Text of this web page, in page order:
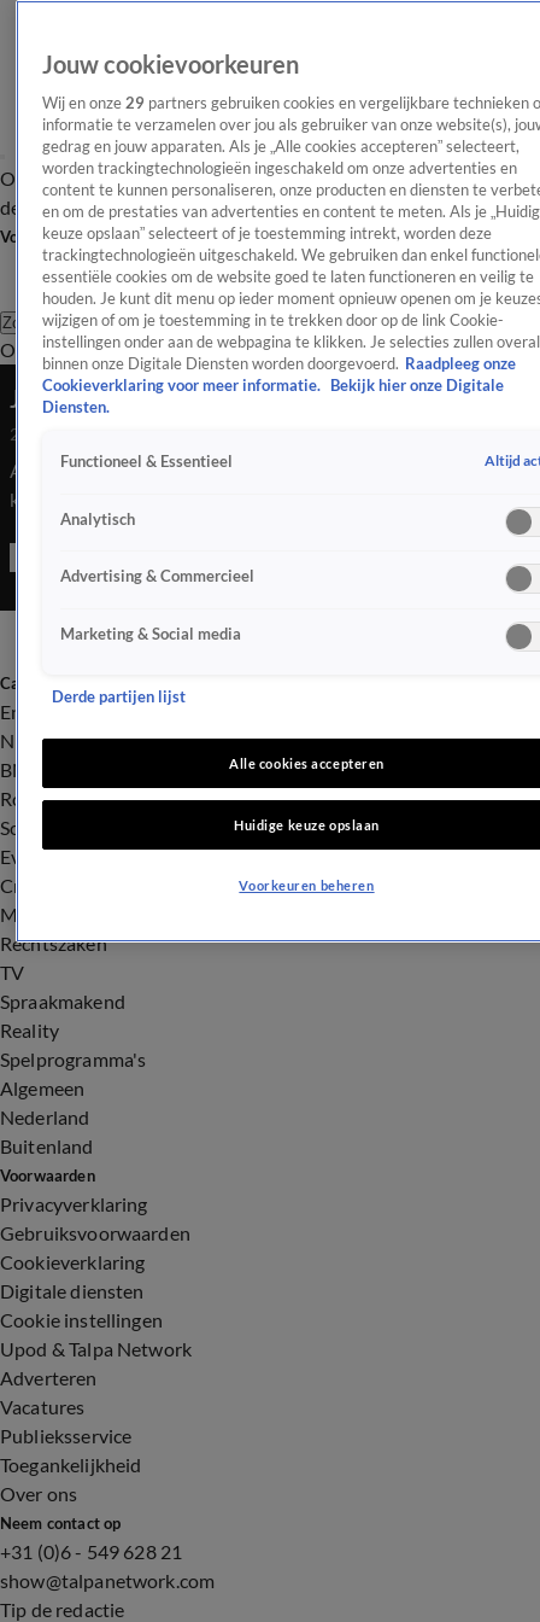
OverzichtAfleveringen Entertainment TV Algemeen
Tip
de redactieNieuwsbrief
Volg Shownieuws
Zoeken
OverzichtEntertainmentSpraakmakendRealityCrimeVideo's
Jarige Jette van der Meij is 65 jaar geworden!
25 juli 2020, 21:37
Actrice Jette van der Meij mag deze dinsdag maar liefst 65
kaarsjes uitblazen! Om haar verjaardag te vieren blikken we
terug op haar carrière door enkele foto's foto's uit de oude
Categorieën
Entertainment
Nieuws
BN'ers
Royalty
Songfestival
Evenementen
Crime
Misdaad
Rechtszaken
TV
Spraakmakend
Reality
Spelprogramma's
Algemeen
Nederland
Buitenland
Voorwaarden
Privacyverklaring
Gebruiksvoorwaarden
Cookieverklaring
Digitale diensten
Cookie instellingen
Upod & Talpa Network
Adverteren
Vacatures
Publieksservice
Toegankelijkheid
Over ons
Neem contact op
+31 (0)6 - 549 628 21
show@talpanetwork.com
Tip de redactie
Jouw cookievoorkeuren
Wij en onze 29 partners gebruiken cookies en vergelijkbare technieken
informatie te verzamelen over jou als gebruiker van onze website(s),
gedrag en jouw apparaten. Als je „Alle cookies accepteren” selecteert,
worden trackingtechnologieën ingeschakeld om onze advertenties en
content te kunnen personaliseren, onze producten en diensten te
en om de prestaties van advertenties en content te meten. Als je
keuze opslaan” selecteert of je toestemming intrekt, worden deze
trackingtechnologieën uitgeschakeld. We gebruiken dan enkel
essentiële cookies om de website goed te laten functioneren en veilig te
houden. Je kunt dit menu op ieder moment opnieuw openen om je
wijzigen of om je toestemming in te trekken door op de link Cookie-
instellingen onder aan de webpagina te klikken. Je selecties zullen overal
binnen onze Digitale Diensten worden doorgevoerd. Raadpleeg onze
Cookieverklaring voor meer informatie.
Bekijk hier onze Digitale
Diensten.
Functioneel & Essentieel Altijd
Analytisch
Advertising & Commercieel
Marketing & Social media
Derde partijen lijst
Alle cookies accepteren
Huidige keuze opslaan
Voorkeuren beheren